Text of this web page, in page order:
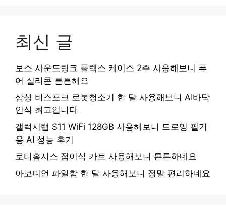
최신 글
보스 사운드링크 플렉스 케이스 2주 사용해보니 퓨
어 실리콘 튼튼해요
삼성 비스포크 로봇청소기 한 달 사용해보니 AI바닥
인식 최고입니다
갤럭시탭 S11 WiFi 128GB 사용해보니 드로잉 필기
용 AI 성능 후기
로티홈시스 접이식 카트 사용해보니 튼튼하네요
아코디언 파일함 한 달 사용해보니 정말 편리하네요